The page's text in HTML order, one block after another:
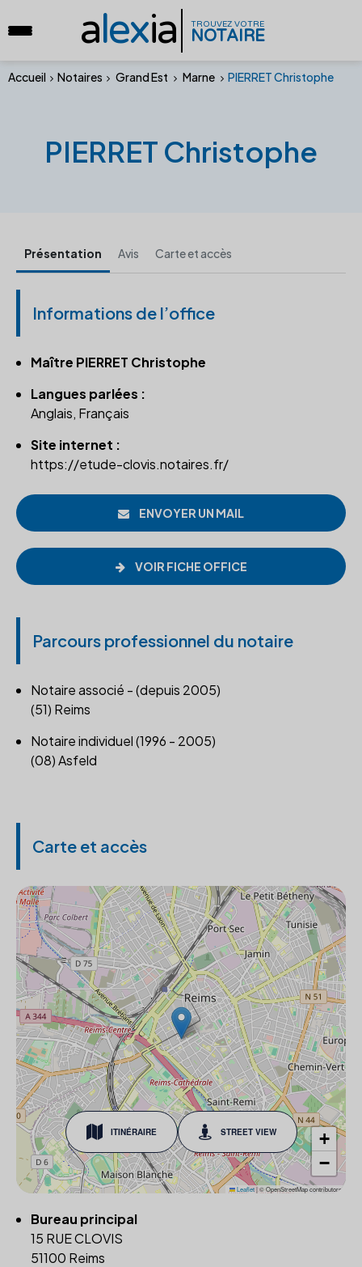
alexia TROUVEZ VOTRE
NOTAIRE
Accueil Notaires Grand Est Marne PIERRET Christophe
PIERRET Christophe
Présentation Avis Carte et accès
Informations de l’office
Maître PIERRET Christophe
Langues parlées :
Anglais, Français
Site internet :
https://etude-clovis.notaires.fr/
ENVOYER UN MAIL
VOIR FICHE OFFICE
Parcours professionnel du notaire
Notaire associé - (depuis 2005)
(51) Reims
Notaire individuel (1996 - 2005)
(08) Asfeld
Carte et accès
ITINÉRAIRE STREET VIEW
+
−
Leaflet|© OpenStreetMap contributors
Bureau principal
15 RUE CLOVIS
51100 Reims